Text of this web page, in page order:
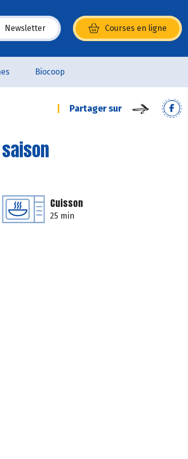
Newsletter Courses en ligne
dans une nouvelle fenêtre)
Biocoop
Partager sur
Cuisson
25 min